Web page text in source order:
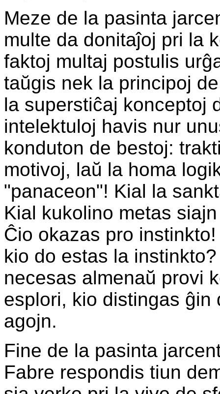
Meze de la pasinta
multe da donitaĵoj pri la
faktoj multaj postulis
taŭgis nek la principoj
la superstiĉaj konceptoj
intelektuloj havis nur
konduton de bestoj:
motivoj, laŭ la homa
"panaceon"! Kial la
Kial kukolino metas
Ĉio okazas pro
kio do estas la
necesas almenaŭ provi
esplori, kio distingas ĝin
agojn.
Fine de la pasinta
Fabre respondis tiun